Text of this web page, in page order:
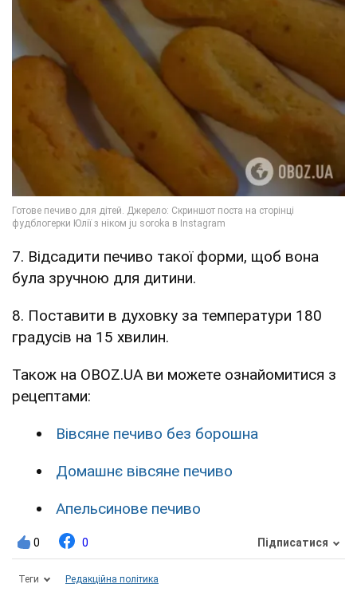
7. Відсадити печиво такої форми, щоб вона
була зручною для дитини.
8. Поставити в духовку за температури 180
градусів на 15 хвилин.
Також на OBOZ.UA ви можете ознайомитися з
рецептами:
Вівсяне печиво без борошна
Домашнє вівсяне печиво
Апельсинове печиво
0 0 Підписатися
Теги Редакційна політика